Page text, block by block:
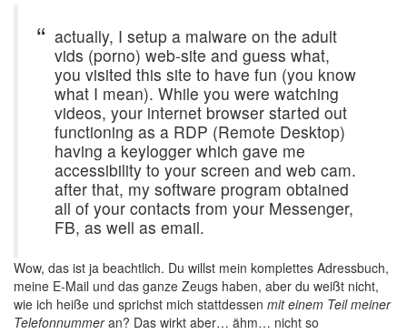
actually, I setup a malware on the adult
vids (porno) web-site and guess what,
you visited this site to have fun (you know
what I mean). While you were watching
videos, your internet browser started out
functioning as a RDP (Remote Desktop)
having a keylogger which gave me
accessibility to your screen and web cam.
after that, my software program obtained
all of your contacts from your Messenger,
FB, as well as email.
Wow, das ist ja beachtlich. Du willst mein komplettes Adressbuch,
meine E-Mail und das ganze Zeugs haben, aber du weißt nicht,
wie ich heiße und sprichst mich stattdessen mit einem Teil meiner
Telefonnummeran? Das wirkt aber… ähm… nicht so